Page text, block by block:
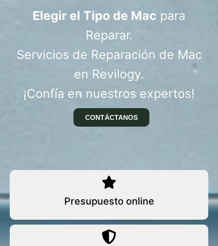
Elegir el Tipo de Mac para
Reparar.
Servicios de Reparación de Mac
en Revilogy.
¡Confía en nuestros expertos!
CONTÁCTANOS
Presupuesto online